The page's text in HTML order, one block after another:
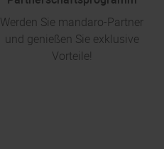
Werden Sie mandaro-Partner
und genießen Sie exklusive
Vorteile!